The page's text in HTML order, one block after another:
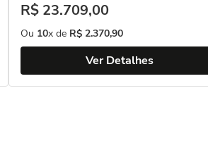
R$ 23.709,00
Ou 10x de R$ 2.370,90
Ver Detalhes